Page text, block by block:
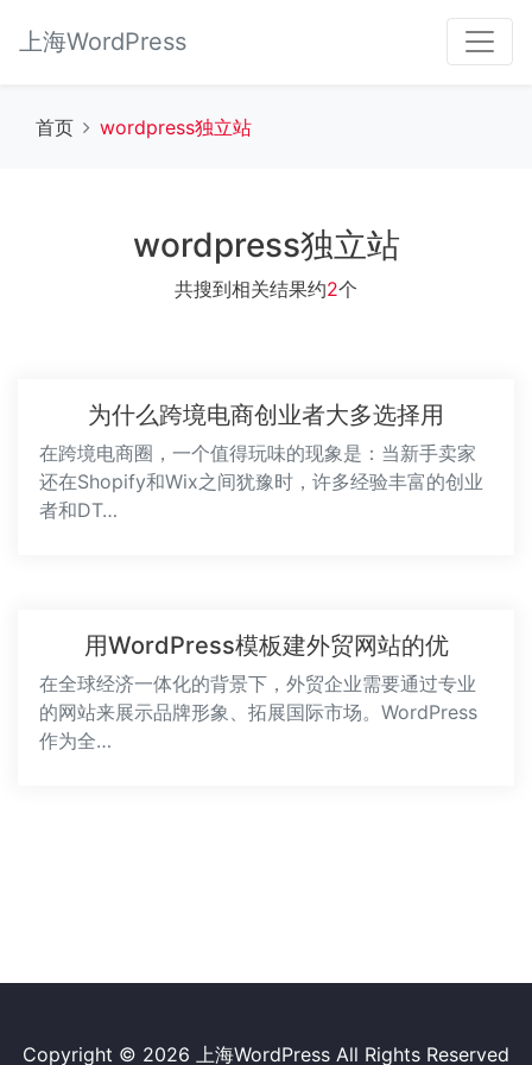
上海WordPress
首页 wordpress独立站
wordpress独立站
共搜到相关结果约2个
为什么跨境电商创业者大多选择用
在跨境电商圈，一个值得玩味的现象是：当新手卖家
还在Shopify和Wix之间犹豫时，许多经验丰富的创业
者和DT…
用WordPress模板建外贸网站的优
在全球经济一体化的背景下，外贸企业需要通过专业
的网站来展示品牌形象、拓展国际市场。WordPress
作为全…
Copyright © 2026 上海WordPress All Rights Reserved